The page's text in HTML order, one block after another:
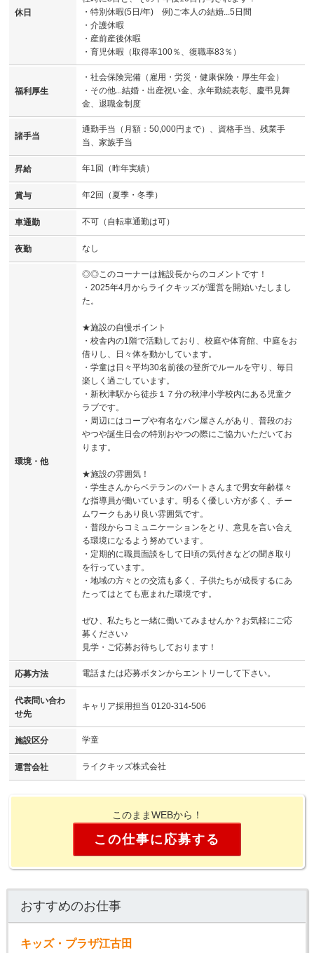
休日
・特別休暇(5日/年) 例)ご本人の結婚...5日間
・介護休暇
・産前産後休暇
・育児休暇（取得率100％、復職率83％）
福利厚生
・社会保険完備（雇用・労災・健康保険・厚生年金）
・その他...結婚・出産祝い金、永年勤続表彰、慶弔見舞
金、退職金制度
諸手当
通勤手当（月額：50,000円まで）、資格手当、残業手
当、家族手当
昇給 年1回（昨年実績）
賞与 年2回（夏季・冬季）
車通勤 不可（自転車通勤は可）
夜勤 なし
環境・他
◎◎このコーナーは施設長からのコメントです！
・2025年4月からライクキッズが運営を開始いたしまし
た。
★施設の自慢ポイント
・校舎内の1階で活動しており、校庭や体育館、中庭をお
借りし、日々体を動かしています。
・学童は日々平均30名前後の登所でルールを守り、毎日
楽しく過ごしています。
・新秋津駅から徒歩１７分の秋津小学校内にある児童ク
ラブです。
・周辺にはコープや有名なパン屋さんがあり、普段のお
やつや誕生日会の特別おやつの際にご協力いただいてお
ります。
★施設の雰囲気！
・学生さんからベテランのパートさんまで男女年齢様々
な指導員が働いています。明るく優しい方が多く、チー
ムワークもあり良い雰囲気です。
・普段からコミュニケーションをとり、意見を言い合え
る環境になるよう努めています。
・定期的に職員面談をして日頃の気付きなどの聞き取り
を行っています。
・地域の方々との交流も多く、子供たちが成長するにあ
たってはとても恵まれた環境です。
ぜひ、私たちと一緒に働いてみませんか？お気軽にご応
募ください♪
見学・ご応募お待ちしております！
応募方法 電話または応募ボタンからエントリーして下さい。
代表問い合わ
せ先
キャリア採用担当 0120-314-506
施設区分 学童
運営会社 ライクキッズ株式会社
このままWEBから！
この仕事に応募する
おすすめのお仕事
キッズ・プラザ江古田